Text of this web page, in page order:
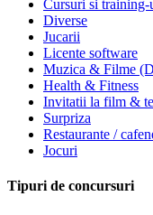
Cursuri si training-
Diverse
Jucarii
Licente software
Muzica & Filme
Health & Fitness
Invitatii la film &
Surpriza
Restaurante /
Jocuri
Tipuri de concursuri